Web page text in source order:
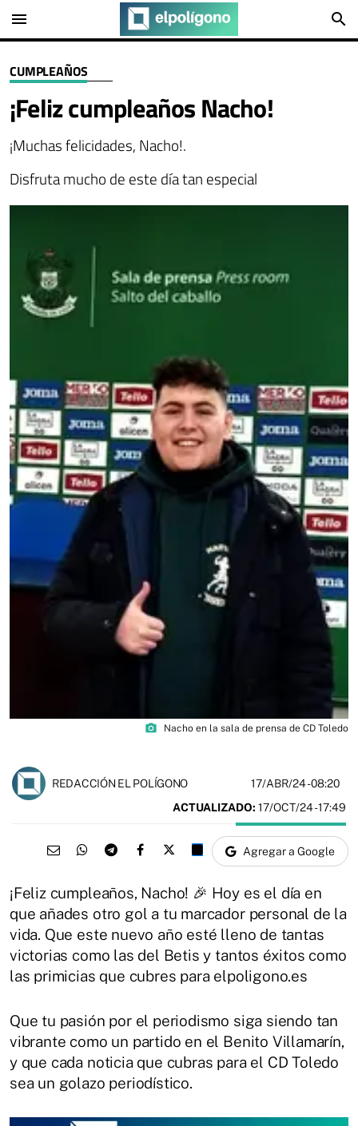
menu search
CUMPLEAÑOS
¡Feliz cumpleaños Nacho!
¡Muchas felicidades, Nacho!.
Disfruta mucho de este día tan especial
photo_camera Nacho en la sala de prensa de CD Toledo
REDACCIÓN EL POLÍGONO 17/ABR/24- 08:20
ACTUALIZADO: 17/OCT/24 - 17:49
Agregar a Google
¡Feliz cumpleaños, Nacho! 🎉 Hoy es el día en
que añades otro gol a tu marcador personal de la
vida. Que este nuevo año esté lleno de tantas
victorias como las del Betis y tantos éxitos como
las primicias que cubres para elpoligono.es
Que tu pasión por el periodismo siga siendo tan
vibrante como un partido en el Benito Villamarín,
y que cada noticia que cubras para el CD Toledo
sea un golazo periodístico.